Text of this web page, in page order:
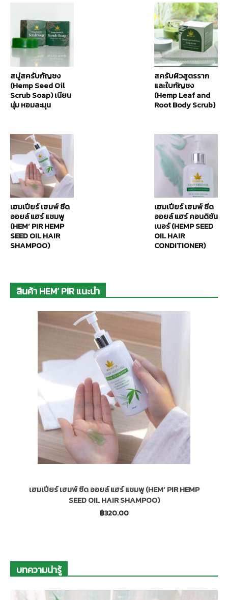
สบู่สครับกัญชง
(Hemp Seed Oil
Scrub Soap) เนียน
นุ่ม หอมละมุน
สครับผิวสูตรราก
และใบกัญชง
(Hemp Leaf and
Root Body Scrub)
เฮมเปียร์ เฮมพ์ ซีด
ออยล์ แฮร์ แชมพู
(HEM’ PIR HEMP
SEED OIL HAIR
SHAMPOO)
เฮมเปียร์ เฮมพ์ ซีด
ออยล์ แฮร์ คอนดิชัน
เนอร์ (HEMP SEED
OIL HAIR
CONDITIONER)
สินค้า HEM’ PIR แนะนำ
เฮมเปียร์ เฮมพ์ ซีด ออยล์ แฮร์ แชมพู (HEM’ PIR HEMP
SEED OIL HAIR SHAMPOO)
฿320.00
บทความน่ารู้